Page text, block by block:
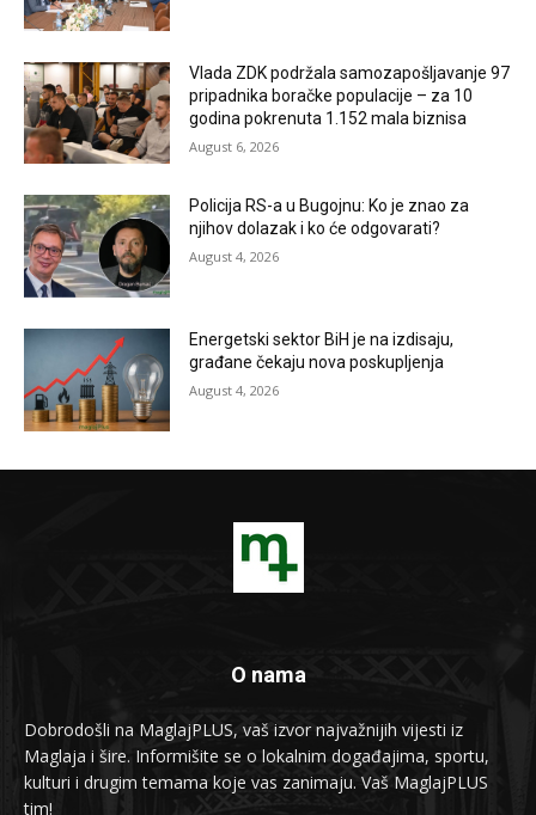
Vlada ZDK podržala samozapošljavanje 97
pripadnika boračke populacije – za 10
godina pokrenuta 1.152 mala biznisa
August 6, 2026
Policija RS-a u Bugojnu: Ko je znao za
njihov dolazak i ko će odgovarati?
August 4, 2026
Energetski sektor BiH je na izdisaju,
građane čekaju nova poskupljenja
August 4, 2026
O nama
Dobrodošli na MaglajPLUS, vaš izvor najvažnijih vijesti iz
Maglaja i šire. Informišite se o lokalnim događajima, sportu,
kulturi i drugim temama koje vas zanimaju. Vaš MaglajPLUS
tim!